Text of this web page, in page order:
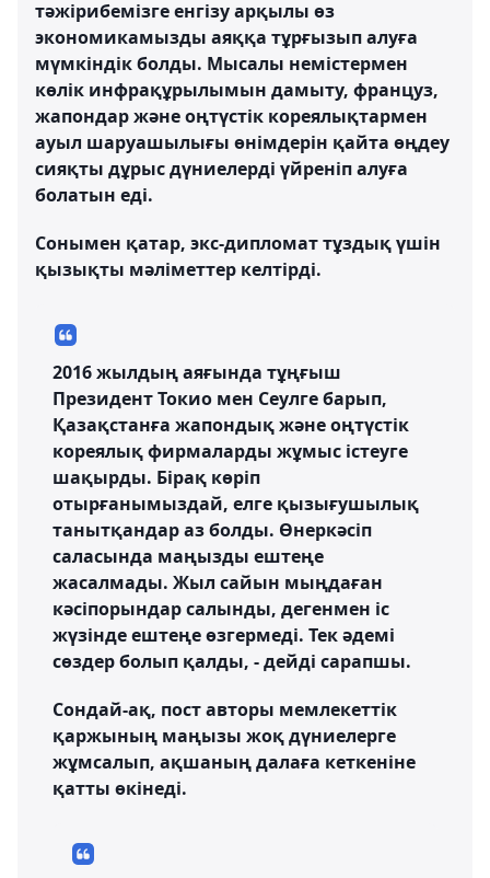
тәжірибемізге енгізу арқылы өз
экономикамызды аяққа тұрғызып алуға
мүмкіндік болды. Мысалы немістермен
көлік инфрақұрылымын дамыту, француз,
жапондар және оңтүстік кореялықтармен
ауыл шаруашылығы өнімдерін қайта өңдеу
сияқты дұрыс дүниелерді үйреніп алуға
болатын еді.
Сонымен қатар, экс-дипломат тұздық үшін
қызықты мәліметтер келтірді.
2016 жылдың аяғында тұңғыш
Президент Токио мен Сеулге барып,
Қазақстанға жапондық және оңтүстік
кореялық фирмаларды жұмыс істеуге
шақырды. Бірақ көріп
отырғанымыздай, елге қызығушылық
танытқандар аз болды. Өнеркәсіп
саласында маңызды ештеңе
жасалмады. Жыл сайын мыңдаған
кәсіпорындар салынды, дегенмен іс
жүзінде ештеңе өзгермеді. Тек әдемі
сөздер болып қалды, - дейді сарапшы.
Сондай-ақ, пост авторы мемлекеттік
қаржының маңызы жоқ дүниелерге
жұмсалып, ақшаның далаға кеткеніне
қатты өкінеді.